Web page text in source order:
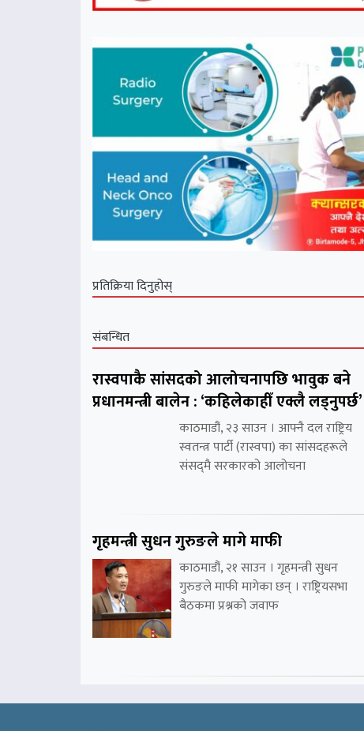
प्रतिक्रिया दिनुहोस्
संबन्धित
रास्वपाकै सांसदको आलोचनापछि भावुक बने
प्रधानमन्त्री बालेन : ‘कहिलेकाहीँ एक्लै लड्नुपर्छ’
काठमाडौं, २३ साउन । आफ्नै दल राष्ट्रिय
स्वतन्त्र पार्टी (रास्वपा) का सांसदहरूले
संसद्‌मै सरकारको आलोचना
गृहमन्त्री सुधन गुरुङले मागे माफी
काठमाडौं, २१ साउन । गृहमन्त्री सुधन
गुरुङले माफी मागेका छन् । राष्ट्रियसभा
बैठकमा प्रश्नको जवाफ